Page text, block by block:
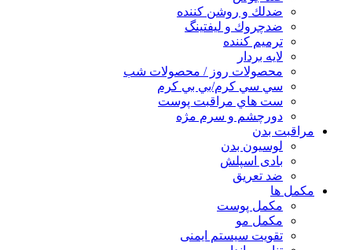
ضدلك و روشن كننده
ضدچروك و ليفتينگ
ترميم كننده
لايه بردار
محصولات روز / محصولات شب
سي سي كرم/بي بي كرم
ست هاي مراقبت پوست
دورچشم و سرم مژه
مراقبت بدن
لوسیون بدن
بادی اسپلش
ضد تعریق
مكمل ها
مکمل پوست
مکمل مو
تقویت سیستم ایمنی